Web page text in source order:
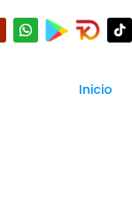
Inicio